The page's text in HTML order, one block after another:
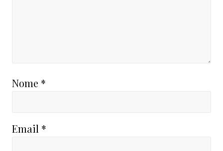
Nome *
Email *